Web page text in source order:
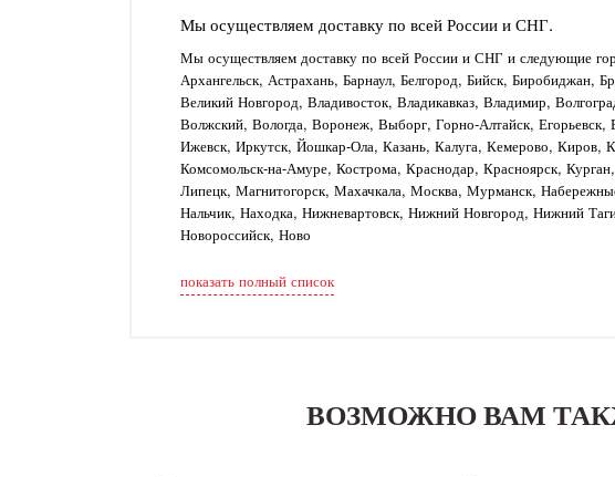
Мы осуществляем доставку по всей России и СНГ.
Мы осуществляем доставку по всей России и СНГ и следующие
Архангельск, Астрахань, Барнаул, Белгород, Бийск, Биробиджан,
Великий Новгород, Владивосток, Владикавказ, Владимир,
Волжский, Вологда, Воронеж, Выборг, Горно-Алтайск, Егорьевск,
Ижевск, Иркутск, Йошкар-Ола, Казань, Калуга, Кемерово, Киров,
Комсомольск-на-Амуре, Кострома, Краснодар, Красноярск,
Липецк, Магнитогорск, Махачкала, Москва, Мурманск,
Нальчик, Находка, Нижневартовск, Нижний Новгород, Нижний
Новороссийск, Ново
показать полный список
ВОЗМОЖНО ВАМ